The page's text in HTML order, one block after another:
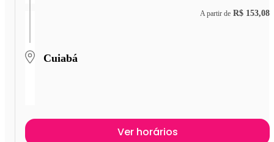
Cuiabá
A partir de R$ 153,08
Ver horários